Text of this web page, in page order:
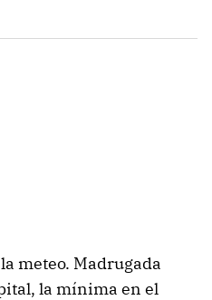
meteo. Madrugada
la mínima en el